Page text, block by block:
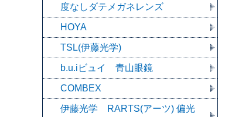
度なしダテメガネレンズ
HOYA
TSL(伊藤光学)
b.u.iビュイ 青山眼鏡
COMBEX
伊藤光学 RARTS(アーツ) 偏光